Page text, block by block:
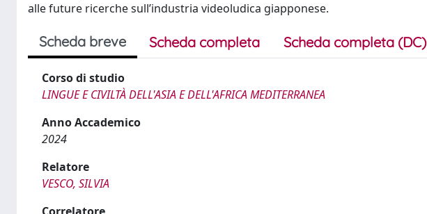
alle future ricerche sull’industria videoludica giapponese.
Scheda breve Scheda completa Scheda completa (DC)
Corso di studio
LINGUE E CIVILTÀ DELL'ASIA E DELL'AFRICA MEDITERRANEA
Anno Accademico
2024
Relatore
VESCO, SILVIA